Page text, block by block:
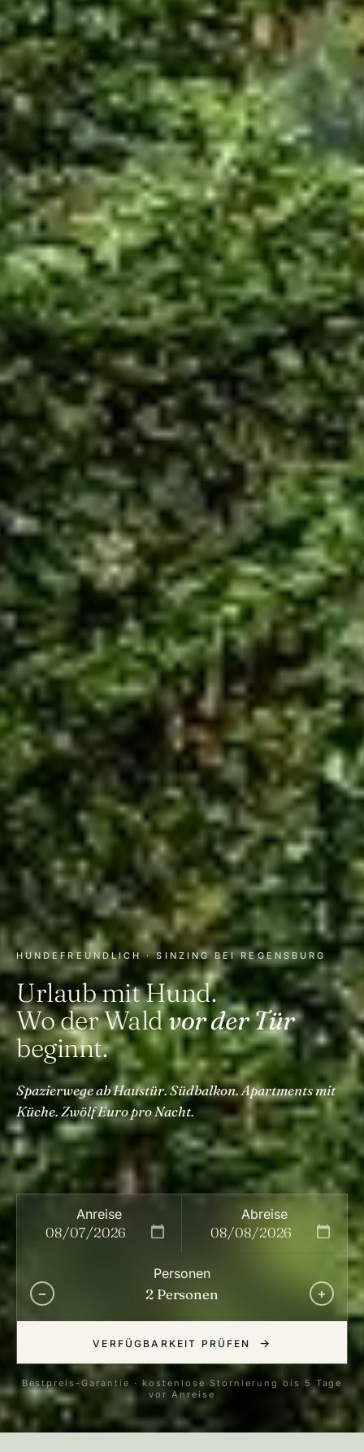
HUNDEFREUNDLICH · SINZING BEI REGENSBURG
Urlaub mit Hund.
Wo der Waldvor der Tür
beginnt.
Spazierwege ab Haustür. Südbalkon. Apartments mit
Küche. Zwölf Euro pro Nacht.
Anreise Abreise
Personen
− 2 Personen +
VERFÜGBARKEIT PRÜFEN
Bestpreis-Garantie · kostenlose Stornierung bis 5 Tage
vor Anreise